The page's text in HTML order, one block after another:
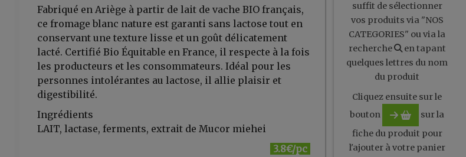
Fabriqué en Ariège à partir de lait de vache BIO français,
ce fromage blanc nature est garanti sans lactose tout en
conservant une texture lisse et un goût délicatement
lacté. Certifié Bio Équitable en France, il respecte à la fois
les producteurs et les consommateurs. Idéal pour les
personnes intolérantes au lactose, il allie plaisir et
digestibilité.
Ingrédients
LAIT, lactase, ferments, extrait de Mucor miehei
3.8€/pc
suffit de sélectionner
vos produits via "NOS
CATEGORIES" ou via la
recherche
en tapant
quelques lettres du nom
du produit
Cliquez ensuite sur le
bouton
sur la
fiche du produit pour
l'ajouter à votre panier